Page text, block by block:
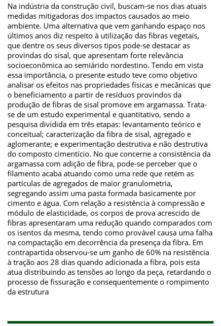
Na indústria da construção civil, buscam-se nos dias atuais
medidas mitigadoras dos impactos causados ao meio
ambiente. Uma alternativa que vem ganhando espaço nos
últimos anos diz respeito à utilização das fibras vegetais,
que dentre os seus diversos tipos pode-se destacar as
provindas do sisal, que apresentam forte relevância
socioeconômica ao semiárido nordestino. Tendo em vista
essa importância, o presente estudo teve como objetivo
analisar os efeitos nas propriedades físicas e mecânicas que
o beneficiamento a partir de resíduos provindos da
produção de fibras de sisal promove em argamassa. Trata-
se de um estudo experimental e quantitativo, sendo a
pesquisa dividida em três etapas: levantamento teórico e
conceitual; caracterização da fibra de sisal, agregado e
aglomerante; e experimentação destrutiva e não destrutiva
do composto cimentício. No que concerne a consistência da
argamassa com adição de fibra, pode-se perceber que o
filamento acaba atuando como uma rede que retém as
partículas de agregados de maior granulometria,
segregando assim uma pasta formada basicamente por
cimento e água. Com relação a resistência à compressão e
módulo de elasticidade, os corpos de prova acrescido de
fibras apresentaram uma redução quando comparados com
os isentos da mesma, tendo como provável causa uma falha
na compactação em decorrência da presença da fibra. Em
contrapartida observou-se um ganho de 60% na resistência
à tração aos 28 dias quando adicionada a fibra, pois esta
atua distribuindo as tensões ao longo da peça, retardando o
processo de fissuração e consequentemente o rompimento
da estrutura